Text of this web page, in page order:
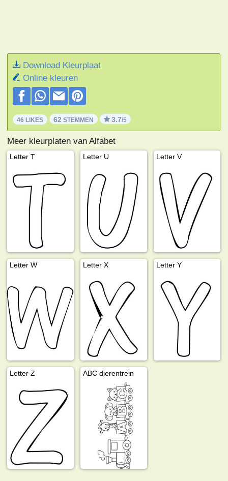
Download Kleurplaat
Online kleuren
46 LIKES 62 STEMMEN 3.7/5
Meer kleurplaten van Alfabet
Letter T Letter U Letter V
Letter W Letter X Letter Y
Letter Z ABC dierentrein